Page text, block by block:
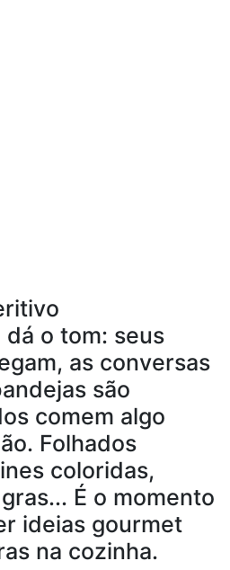
o tom: seus
as conversas
são
comem algo
Folhados
coloridas,
É o momento
ideias gourmet
na cozinha.